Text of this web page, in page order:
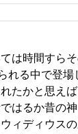
は時間すらそ
れる中で登場
たかと思え
はるか昔の
ィディウス